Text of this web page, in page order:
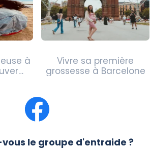
à
Vivre sa première
grossesse à Barcelone
le groupe d'entraide ?